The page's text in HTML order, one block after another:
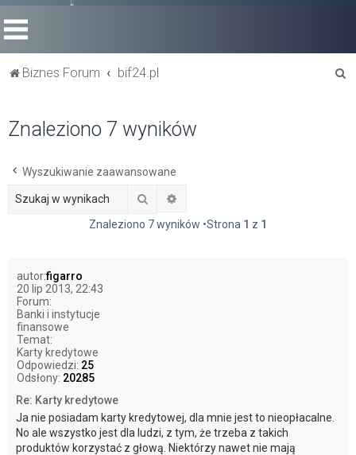
Biznes Forum bif24.pl
Znaleziono 7 wyników
Wyszukiwanie zaawansowane
Szukaj
Znaleziono 7 wyników •Strona 1 z 1
autor:figarro
20 lip 2013, 22:43
Forum:
Banki i instytucje
finansowe
Temat:
Karty kredytowe
Odpowiedzi: 25
Odsłony: 20285
Re: Karty kredytowe
Ja nie posiadam karty kredytowej, dla mnie jest to nieopłacalne.
No ale wszystko jest dla ludzi, z tym, że trzeba z takich
produktów korzystać z głową. Niektórzy nawet nie mają